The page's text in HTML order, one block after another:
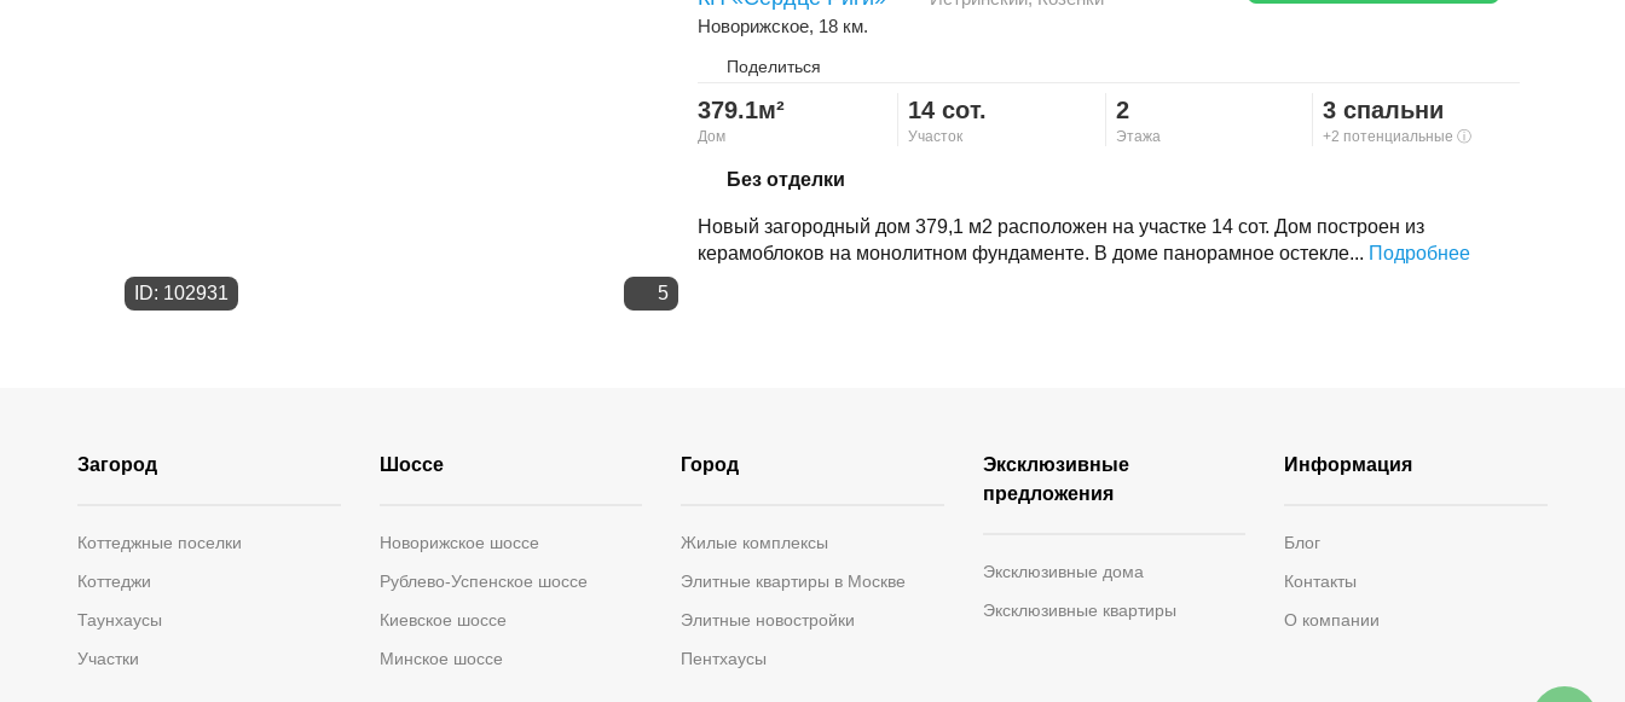
ID: 102931 5
Новорижское, 18 км.
Поделиться
379.1м²
Дом
14 сот.
Участок
2
Этажа
3 спальни
+2 потенциальныеⓘ
Без отделки
Новый загородный дом 379,1 м2 расположен на участке 14 сот. Дом построен из
керамоблоков на монолитном фундаменте. В доме панорамное остекле... Подробнее
Загород
Коттеджные поселки
Коттеджи
Таунхаусы
Участки
Шоссе
Новорижское шоссе
Рублево-Успенское шоссе
Киевское шоссе
Минское шоссе
Город
Жилые комплексы
Элитные квартиры в Москве
Элитные новостройки
Пентхаусы
Эксклюзивные
предложения
Эксклюзивные дома
Эксклюзивные квартиры
Информация
Блог
Контакты
О компании